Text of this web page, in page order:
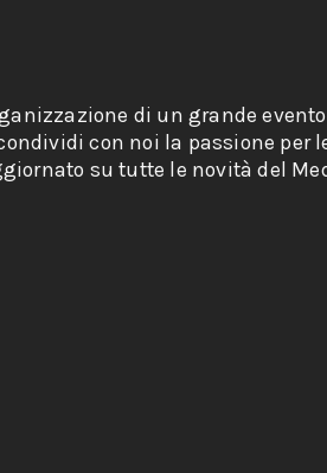
di un grande
con noi la passione per
su tutte le novità del